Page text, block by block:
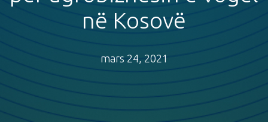
në Kosovë
mars 24, 2021